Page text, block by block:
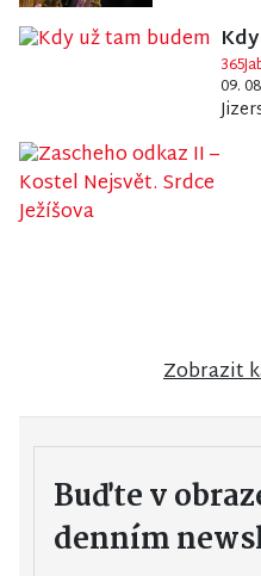
09.
Zobrazit
Buďte v
denním